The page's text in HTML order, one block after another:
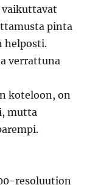
pinta
helposti.
verrattuna
koteloon, on
mutta
resoluution